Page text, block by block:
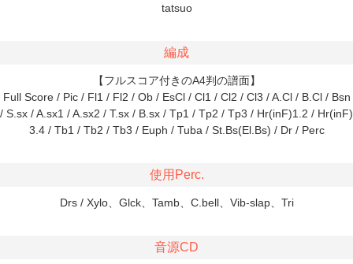
tatsuo
編成
【フルスコア付きのA4判の譜面】
Full Score / Pic / Fl1 / Fl2 / Ob / EsCl / Cl1 / Cl2 / Cl3 / A.Cl / B.Cl / Bsn
/ S.sx / A.sx1 / A.sx2 / T.sx / B.sx / Tp1 / Tp2 / Tp3 / Hr(inF)1.2 / Hr(inF)
3.4 / Tb1 / Tb2 / Tb3 / Euph / Tuba / St.Bs(El.Bs) / Dr / Perc
使用Perc.
Drs / Xylo、Glck、Tamb、C.bell、Vib-slap、Tri
音源CD